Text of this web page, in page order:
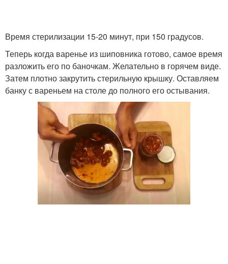
Время стерилизации 15-20 минут, при 150 градусов.
Теперь когда варенье из шиповника готово, самое время
разложить его по баночкам. Желательно в горячем виде.
Затем плотно закрутить стерильную крышку. Оставляем
банку с вареньем на столе до полного его остывания.